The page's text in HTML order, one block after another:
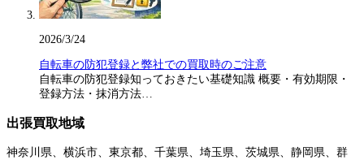
2026/3/24
自転車の防犯登録と弊社での買取時のご注意
自転車の防犯登録知っておきたい基礎知識 概要・有効期限・
登録方法・抹消方法…
出張買取地域
神奈川県、横浜市、東京都、千葉県、埼玉県、茨城県、静岡県、群